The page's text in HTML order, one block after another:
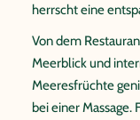
herrscht eine
Von dem
Meerblick und
Meeresfrüchte
bei einer Massage.